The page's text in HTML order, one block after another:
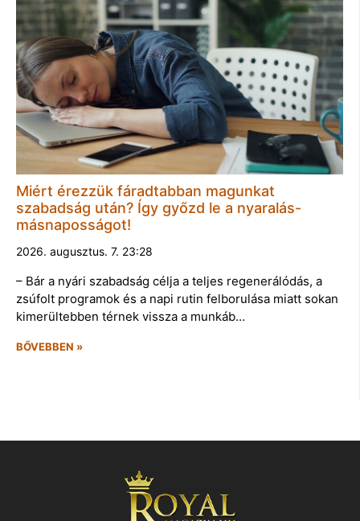
Miért érezzük fáradtabban magunkat
szabadság után? Így győzd le a nyaralás-
másnaposságot!
2026. augusztus. 7. 23:28
– Bár a nyári szabadság célja a teljes regenerálódás, a
zsúfolt programok és a napi rutin felborulása miatt sokan
kimerültebben térnek vissza a munkáb…
BŐVEBBEN »